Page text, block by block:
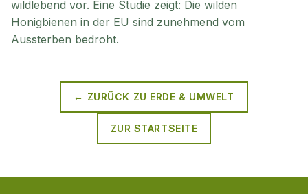
wildlebend vor. Eine Studie zeigt: Die wilden
Honigbienen in der EU sind zunehmend vom
Aussterben bedroht.
← ZURÜCK ZU ERDE & UMWELT
ZUR STARTSEITE